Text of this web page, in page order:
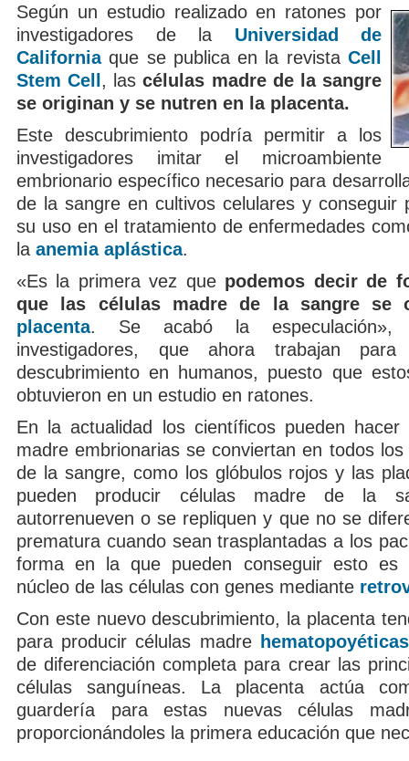
Según un estudio realizado en ratones por
investigadores de la Universidad de
Californiaque se publica en la revista Cell
Stem Cell , lascélulas madre de la sangre
se originan y se nutren en la placenta.
Este descubrimiento podría permitir a los
investigadores imitar el microambiente
embrionario específico necesario para
de la sangre en cultivos celulares y conseguir
su uso en el tratamiento de enfermedades
la anemia aplástica.
«Es la primera vez que podemos decir de
que las células madre de la sangre se
placenta. Se acabó la especulación»,
investigadores, que ahora trabajan
descubrimiento en humanos, puesto que
obtuvieron en un estudio en ratones.
En la actualidad los científicos pueden hacer
madre embrionarias se conviertan en todos
de la sangre, como los glóbulos rojos y las
pueden producir células madre de la
autorrenueven o se repliquen y que no se
prematura cuando sean trasplantadas a los
forma en la que pueden conseguir esto es
núcleo de las células con genes mediante
Con este nuevo descubrimiento, la placenta
para producir células madre hematopoyéticas
de diferenciación completa para crear las
células sanguíneas. La placenta actúa
guardería para estas nuevas células
proporcionándoles la primera educación que